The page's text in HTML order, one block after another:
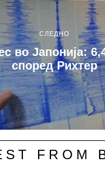
СЛЕДНО
во Јапонија:
според Рихтер
FROM